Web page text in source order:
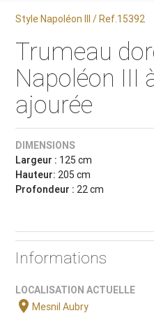
Style Napoléon III / Ref.15392
Trumeau
Napoléon III
ajourée
DIMENSIONS
Largeur : 125 cm
Hauteur: 205 cm
Profondeur : 22 cm
Informations
LOCALISATION ACTUELLE
location_onMesnil Aubry